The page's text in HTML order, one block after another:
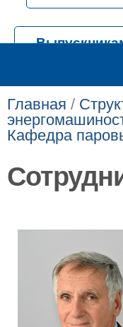
Главная /
Кафедра